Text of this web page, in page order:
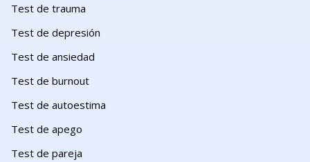
Test de trauma
Test de depresión
Test de ansiedad
Test de burnout
Test de autoestima
Test de apego
Test de pareja